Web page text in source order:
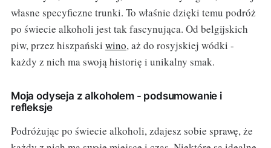
własne specyficzne trunki. To właśnie dzięki temu podróż
po świecie alkoholi jest tak fascynująca. Od belgijskich
piw, przez hiszpański wino, aż do rosyjskiej wódki -
każdy z nich ma swoją historię i unikalny smak.
Moja odyseja z alkoholem - podsumowanie i
refleksje
Podróżując po świecie alkoholi, zdajesz sobie sprawę, że